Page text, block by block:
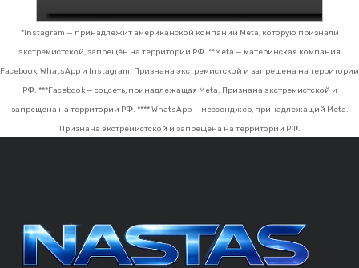
*Instagram — принадлежит американской компании Meta, которую признали
экстремистской, запрещён на территории РФ. **Meta — материнская компания
Facebook, WhatsApp и Instagram. Признана экстремистской и запрещена на территории
РФ. ***Facebook — соцсеть, принадлежащая Meta. Признана экстремистской и
запрещена на территории РФ. **** WhatsApp — мессенджер, принадлежащий Meta.
Признана экстремистской и запрещена на территории РФ.